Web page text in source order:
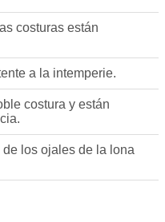
costuras están
a la intemperie.
costura y están
los ojales de la lona